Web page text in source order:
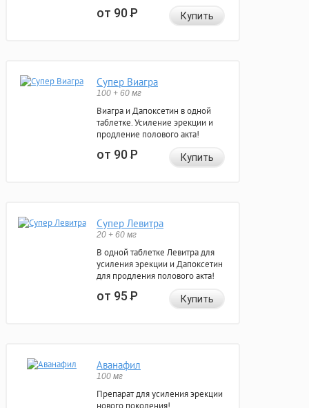
от 90Р Купить
Супер Виагра
100 + 60 мг
Виагра и Дапоксетин в одной
таблетке. Усиление эрекции и
продление полового акта!
от 90Р Купить
Супер Левитра
20 + 60 мг
В одной таблетке Левитра для
усиления эрекции и Дапоксетин
для продления полового акта!
от 95Р Купить
Аванафил
100 мг
Препарат для усиления эрекции